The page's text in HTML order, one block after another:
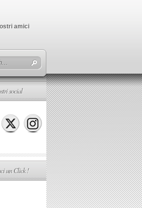
amici
social
un Click !